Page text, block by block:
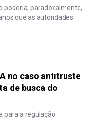
poderia, paradoxalmente,
que as autoridades
no caso antitruste
de busca do
para a regulação